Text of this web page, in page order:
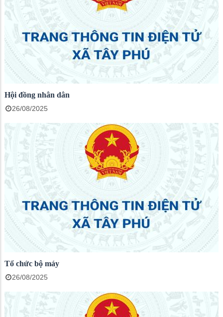
Hội đồng nhân dân
26/08/2025
Tổ chức bộ máy
26/08/2025